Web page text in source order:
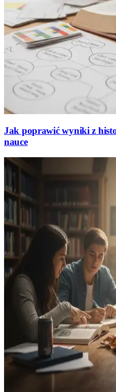
Jak poprawić wyniki z
nauce